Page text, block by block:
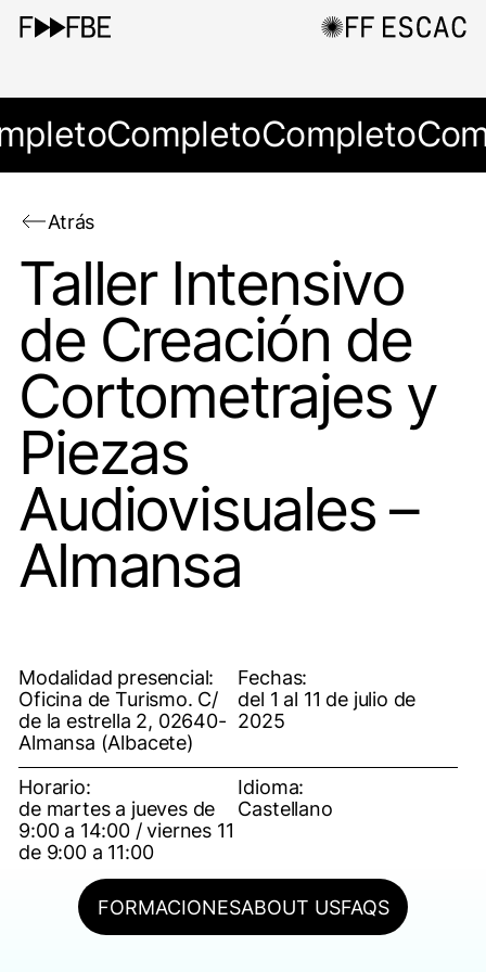
FORMACIONESABOUT USFAQS
CompletoCompleto
Atrás
Taller Intensivo
de Creación de
Cortometrajes y
Piezas
Audiovisuales –
Almansa
Modalidad presencial:
Oficina de Turismo. C/
de la estrella 2, 02640-
Almansa (Albacete)
Fechas:
del 1 al 11 de julio de
2025
Horario:
de martes a jueves de
9:00 a 14:00 / viernes 11
de 9:00 a 11:00
Idioma:
Castellano